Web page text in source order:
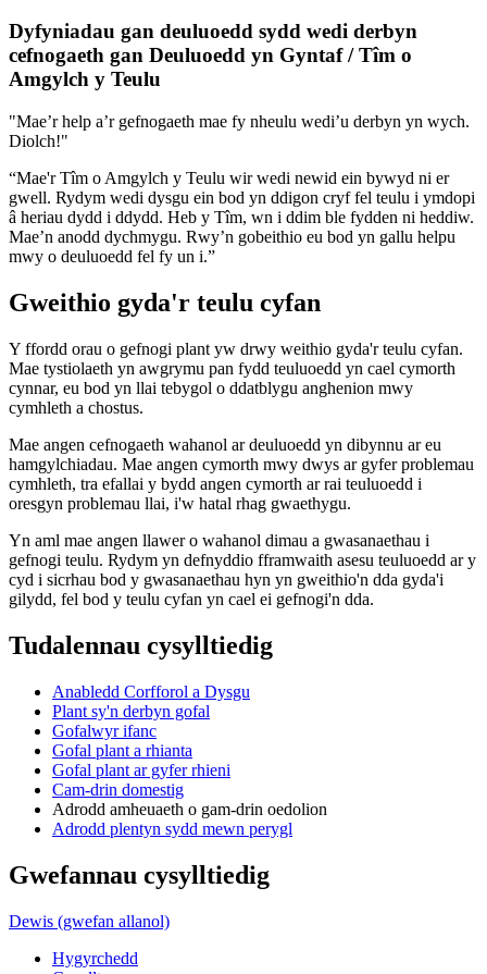
Dyfyniadau gan deuluoedd sydd wedi derbyn
cefnogaeth gan Deuluoedd yn Gyntaf / Tîm o
Amgylch y Teulu
"Mae’r help a’r gefnogaeth mae fy nheulu wedi’u derbyn yn wych.
Diolch!"
“Mae'r Tîm o Amgylch y Teulu wir wedi newid ein bywyd ni er
gwell. Rydym wedi dysgu ein bod yn ddigon cryf fel teulu i ymdopi
â heriau dydd i ddydd. Heb y Tîm, wn i ddim ble fydden ni heddiw.
Mae’n anodd dychmygu. Rwy’n gobeithio eu bod yn gallu helpu
mwy o deuluoedd fel fy un i.”
Gweithio gyda'r teulu cyfan
Y ffordd orau o gefnogi plant yw drwy weithio gyda'r teulu cyfan.
Mae tystiolaeth yn awgrymu pan fydd teuluoedd yn cael cymorth
cynnar, eu bod yn llai tebygol o ddatblygu anghenion mwy
cymhleth a chostus.
Mae angen cefnogaeth wahanol ar deuluoedd yn dibynnu ar eu
hamgylchiadau. Mae angen cymorth mwy dwys ar gyfer problemau
cymhleth, tra efallai y bydd angen cymorth ar rai teuluoedd i
oresgyn problemau llai, i'w hatal rhag gwaethygu.
Yn aml mae angen llawer o wahanol dimau a gwasanaethau i
gefnogi teulu. Rydym yn defnyddio fframwaith asesu teuluoedd ar y
cyd i sicrhau bod y gwasanaethau hyn yn gweithio'n dda gyda'i
gilydd, fel bod y teulu cyfan yn cael ei gefnogi'n dda.
Tudalennau cysylltiedig
Anabledd Corfforol a Dysgu
Plant sy'n derbyn gofal
Gofalwyr ifanc
Gofal plant a rhianta
Gofal plant ar gyfer rhieni
Cam-drin domestig
Adrodd amheuaeth o gam-drin oedolion
Adrodd plentyn sydd mewn perygl
Gwefannau cysylltiedig
Dewis (gwefan allanol)
Hygyrchedd